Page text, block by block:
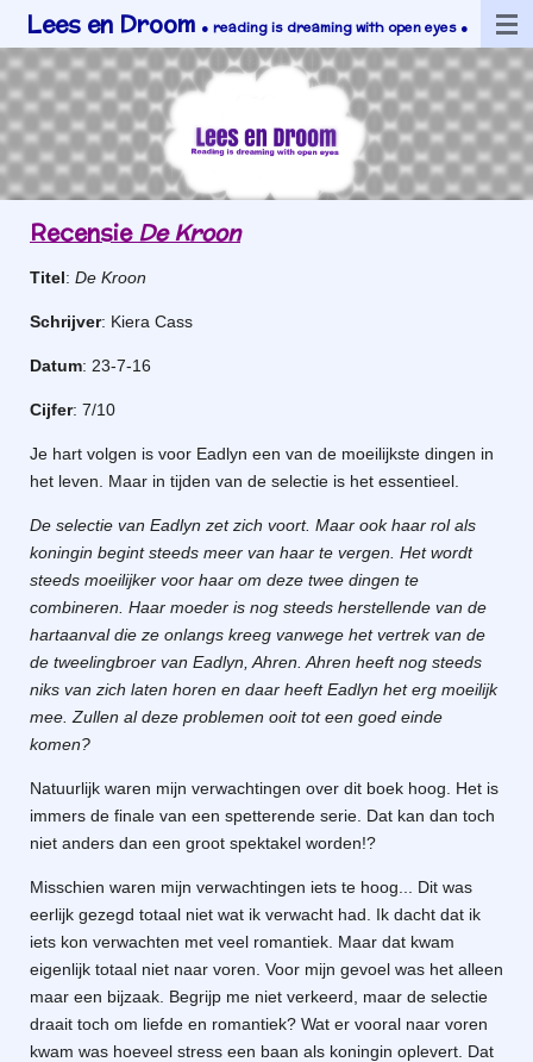
direct
naar
de
hoofdinhoud
Lees en Droom ● reading is dreaming with open eyes ●
RecensieDe Kroon
Titel: De Kroon
Schrijver: Kiera Cass
Datum: 23-7-16
Cijfer: 7/10
Je hart volgen is voor Eadlyn een van de moeilijkste dingen in
het leven. Maar in tijden van de selectie is het essentieel.
De selectie van Eadlyn zet zich voort. Maar ook haar rol als
koningin begint steeds meer van haar te vergen. Het wordt
steeds moeilijker voor haar om deze twee dingen te
combineren. Haar moeder is nog steeds herstellende van de
hartaanval die ze onlangs kreeg vanwege het vertrek van de
de tweelingbroer van Eadlyn, Ahren. Ahren heeft nog steeds
niks van zich laten horen en daar heeft Eadlyn het erg moeilijk
mee. Zullen al deze problemen ooit tot een goed einde
komen?
Natuurlijk waren mijn verwachtingen over dit boek hoog. Het is
immers de finale van een spetterende serie. Dat kan dan toch
niet anders dan een groot spektakel worden!?
Misschien waren mijn verwachtingen iets te hoog... Dit was
eerlijk gezegd totaal niet wat ik verwacht had. Ik dacht dat ik
iets kon verwachten met veel romantiek. Maar dat kwam
eigenlijk totaal niet naar voren. Voor mijn gevoel was het alleen
maar een bijzaak. Begrijp me niet verkeerd, maar de selectie
draait toch om liefde en romantiek? Wat er vooral naar voren
kwam was hoeveel stress een baan als koningin oplevert. Dat